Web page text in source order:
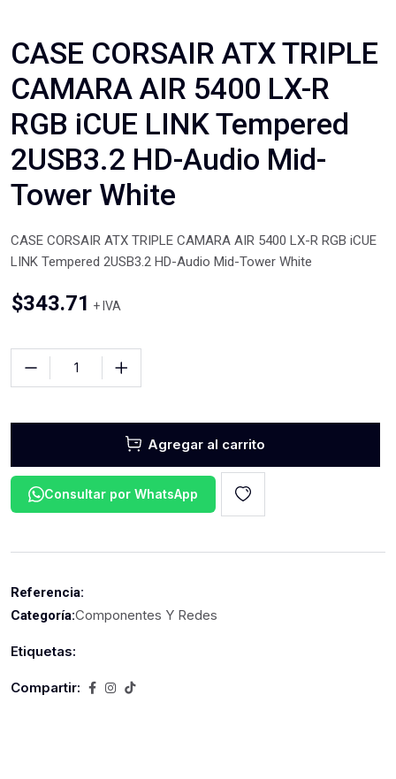
CASE CORSAIR ATX TRIPLE
CAMARA AIR 5400 LX-R
RGB iCUE LINK Tempered
2USB3.2 HD-Audio Mid-
Tower White
CASE CORSAIR ATX TRIPLE CAMARA AIR 5400 LX-R RGB iCUE
LINK Tempered 2USB3.2 HD-Audio Mid-Tower White
$343.71 + IVA
Agregar al carrito
Consultar por WhatsApp
Referencia:
Categoría:Componentes Y Redes
Etiquetas:
Compartir: